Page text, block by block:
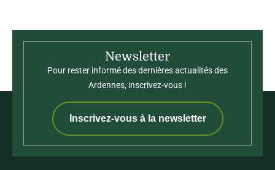
Newsletter
Pour rester informé des dernières actualités des
Ardennes, inscrivez-vous !
Inscrivez-vous à la newsletter